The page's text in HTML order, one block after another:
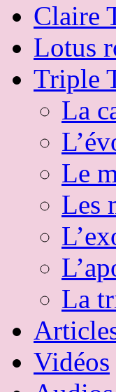
Claire
Lotus
Triple
La
Le
Les
La
Vidéos